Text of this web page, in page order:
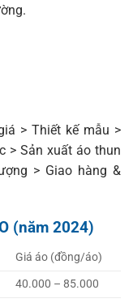
> Thiết kế mẫu >
> Sản xuất áo thun
> Giao hàng &
(năm 2024)
Giá áo (đồng/áo)
40.000 – 85.000